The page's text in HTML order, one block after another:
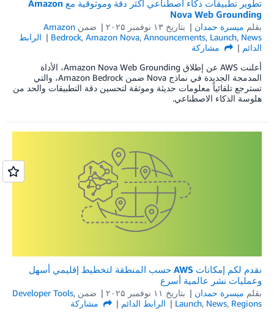
تطوير تطبيقات ذكاء اصطناعي أكثر دقة وموثوقية مع Amazon
Nova Web Grounding
بقلم ميسرة حمدان بتاريخ ۱۳ نوفمبر ۲۰۲۵ ضمن Amazon
Bedrock, Amazon Nova, Announcements, Launch, News
الرابط
الدائم
مشاركة
أعلنت AWS عن إطلاق Amazon Nova Web Grounding، الأداة
المدمجة الجديدة في نماذج Nova ضمن Amazon Bedrock، والتي
تسترجع تلقائياً معلومات حديثة وموثقة لتحسين دقة التطبيقات والحد من
هلوسة الذكاء الاصطناعي.
نقدم لكم إمكانات AWS حسب المنطقة لتخطيط إقليمي أسهل
وعمليات نشر عالمية أسرع
بقلم ميسرة حمدان بتاريخ ۱۱ نوفمبر ۲۰۲۵ ضمن Developer Tools,
Launch, News, Regions الرابط الدائم
مشاركة